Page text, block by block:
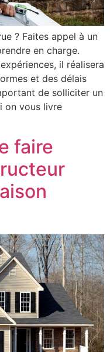
? Faites appel à un
en charge.
il réalisera
et des délais
de solliciter un
on vous livre
faire